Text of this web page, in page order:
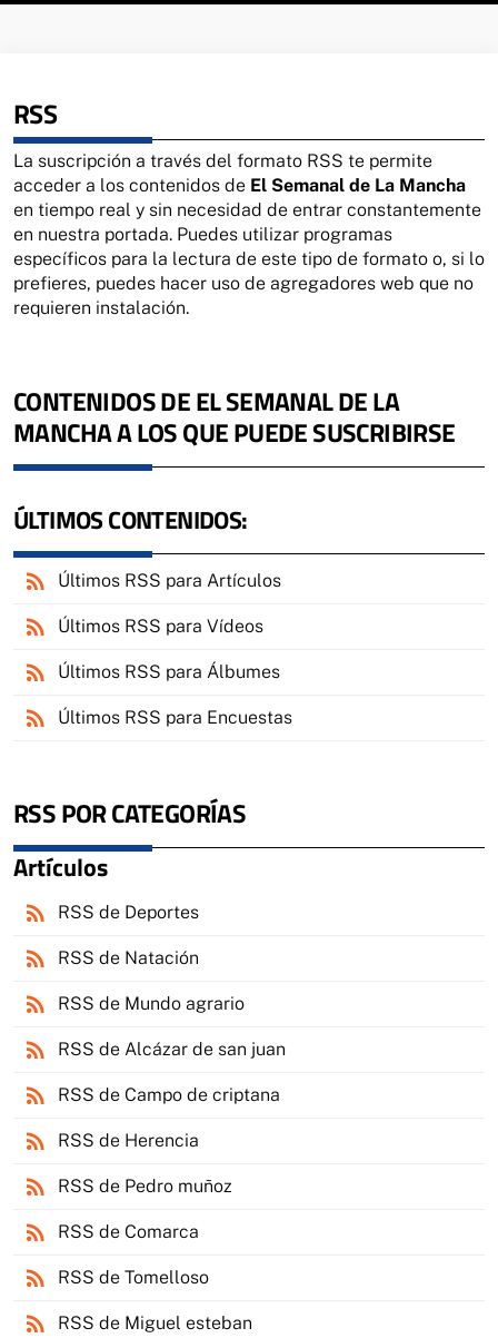
RSS
La suscripción a través del formato RSS te permite
acceder a los contenidos de El Semanal de La Mancha
en tiempo real y sin necesidad de entrar constantemente
en nuestra portada. Puedes utilizar programas
específicos para la lectura de este tipo de formato o, si lo
prefieres, puedes hacer uso de agregadores web que no
requieren instalación.
CONTENIDOS DE EL SEMANAL DE LA
MANCHA A LOS QUE PUEDE SUSCRIBIRSE
ÚLTIMOS CONTENIDOS:
rss_feed Últimos RSS para Artículos
rss_feed Últimos RSS para Vídeos
rss_feed Últimos RSS para Álbumes
rss_feed Últimos RSS para Encuestas
RSS POR CATEGORÍAS
Artículos
rss_feed RSS de Deportes
rss_feed RSS de Natación
rss_feed RSS de Mundo agrario
rss_feed RSS de Alcázar de san juan
rss_feed RSS de Campo de criptana
rss_feed RSS de Herencia
rss_feed RSS de Pedro muñoz
rss_feed RSS de Comarca
rss_feed RSS de Tomelloso
rss_feed RSS de Miguel esteban